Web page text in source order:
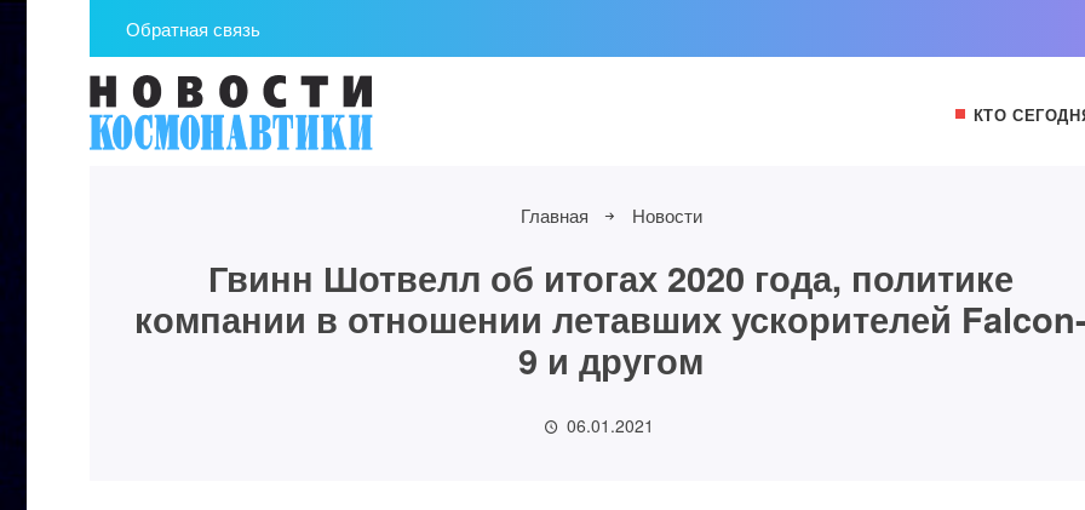
Обратная связь
КТО
Главная Новости
Гвинн Шотвелл об итогах 2020 года, политике
компании в отношении летавших ускорителей
9 и другом
06.01.2021